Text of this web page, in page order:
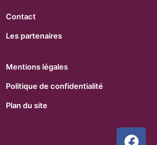
Contact
Les partenaires
Mentions légales
Politique de confidentialité
Plan du site